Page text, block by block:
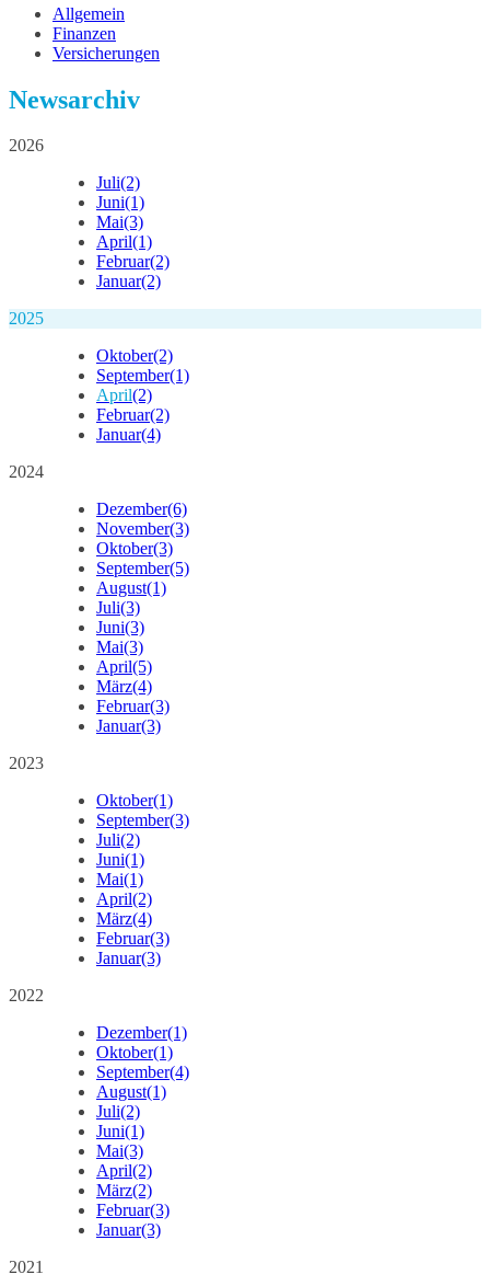
Allgemein
Finanzen
Versicherungen
Newsarchiv
2026
Juli(2)
Juni(1)
Mai(3)
April(1)
Februar(2)
Januar(2)
2025
Oktober(2)
September(1)
April(2)
Februar(2)
Januar(4)
2024
Dezember(6)
November(3)
Oktober(3)
September(5)
August(1)
Juli(3)
Juni(3)
Mai(3)
April(5)
März(4)
Februar(3)
Januar(3)
2023
Oktober(1)
September(3)
Juli(2)
Juni(1)
Mai(1)
April(2)
März(4)
Februar(3)
Januar(3)
2022
Dezember(1)
Oktober(1)
September(4)
August(1)
Juli(2)
Juni(1)
Mai(3)
April(2)
März(2)
Februar(3)
Januar(3)
2021